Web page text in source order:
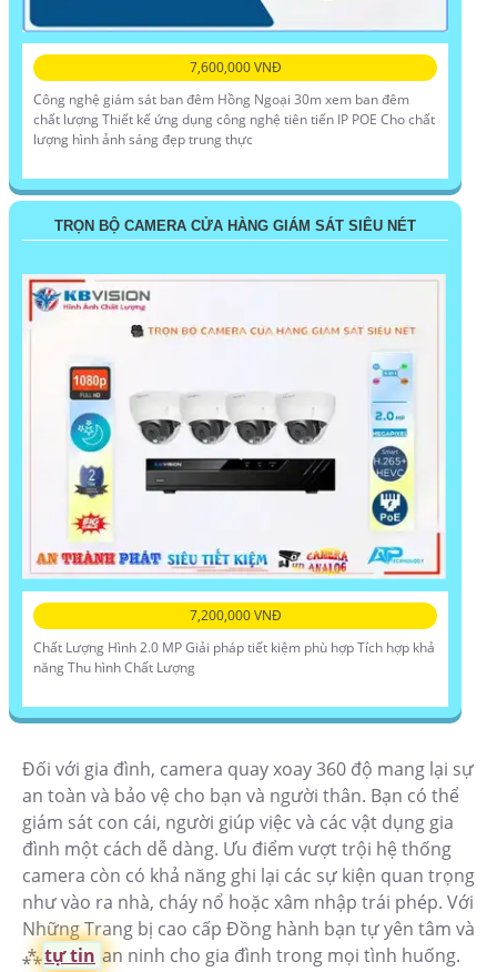
7,600,000 VNĐ
Công nghệ giám sát ban đêm Hồng Ngoại 30m xem ban đêm
chất lượng Thiết kế ứng dụng công nghệ tiên tiến IP POE Cho chất
lượng hình ảnh sáng đẹp trung thực
TRỌN BỘ CAMERA CỬA HÀNG GIÁM SÁT SIÊU NÉT
7,200,000 VNĐ
Chất Lượng Hình 2.0 MP Giải pháp tiết kiệm phù hợp Tích hợp khả
năng Thu hình Chất Lượng
Đối với gia đình, camera quay xoay 360 độ mang lại sự
an toàn và bảo vệ cho bạn và người thân. Bạn có thể
giám sát con cái, người giúp việc và các vật dụng gia
đình một cách dễ dàng. Ưu điểm vượt trội hệ thống
camera còn có khả năng ghi lại các sự kiện quan trọng
như vào ra nhà, cháy nổ hoặc xâm nhập trái phép. Với
Những Trang bị cao cấp Đồng hành bạn tự yên tâm và
⁂tự tin an ninh cho gia đình trong mọi tình huống.